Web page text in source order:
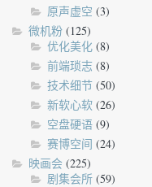
原声虚空 (3)
微机粉 (125)
优化美化 (8)
前端琐志 (8)
技术细节 (50)
新软心软 (26)
空盘硬语 (9)
赛博空间 (24)
映画会 (225)
剧集会所 (59)